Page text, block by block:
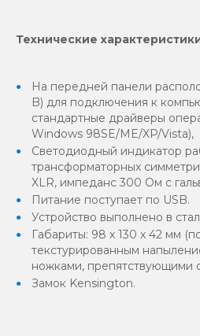
Технические
На передней панели
B) для подключения к
стандартные драйверы
Windows 98SE/ME/XP/Vista),
Светодиодный индикатор
трансформаторных
XLR, импеданс 300 Ом с
Питание поступает по USB.
Устройство выполнено в
Габариты: 98 x 130 x 42 мм
текстурированным
ножками, препятствующими
Замок Kensington.